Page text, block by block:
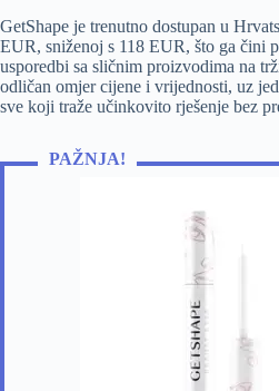
GetShape je trenutno dostupan u
EUR, sniženoj s 118 EUR, što ga čini
usporedbi sa sličnim proizvodima na
odličan omjer cijene i vrijednosti, uz
sve koji traže učinkovito rješenje bez
PAŽNJA!